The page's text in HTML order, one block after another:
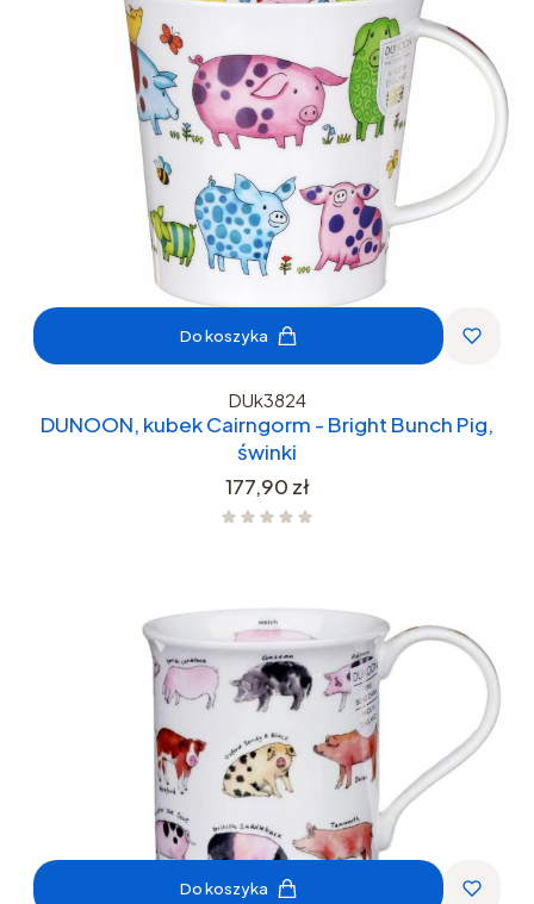
Do koszyka
DUk3824
DUNOON, kubek Cairngorm - Bright Bunch Pig,
świnki
Cena
177,90 zł
Do koszyka